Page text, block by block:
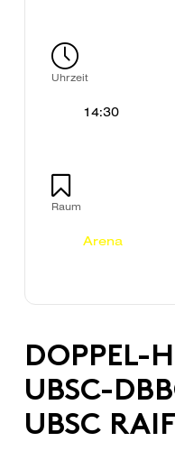
Uhrzeit
14:30
Raum
Arena
DOPPEL-
UBSC-
UBSC